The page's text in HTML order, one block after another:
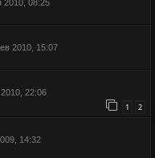
2010, 08:25
2010, 15:07
22:06
1 2
14:32